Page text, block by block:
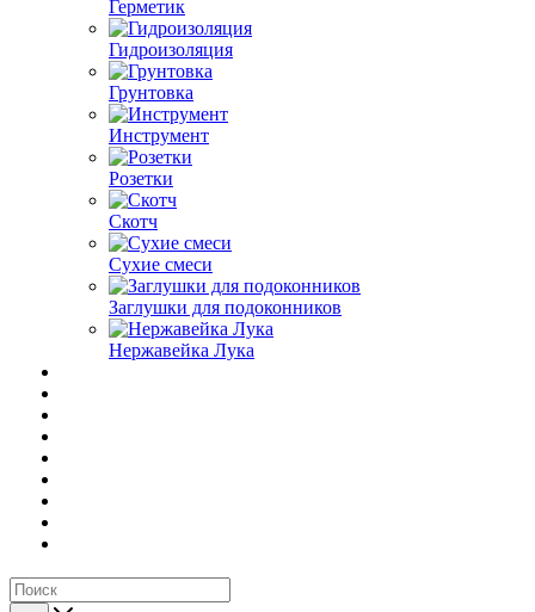
Герметик
Гидроизоляция
Грунтовка
Инструмент
Розетки
Скотч
Сухие смеси
Заглушки для подоконников
Нержавейка Лука